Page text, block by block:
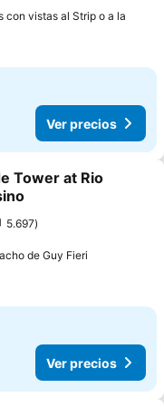
con vistas al Strip o a la
Ver precios
a favoritos
Tower at Rio
5.697
de Guy Fieri
Ver precios